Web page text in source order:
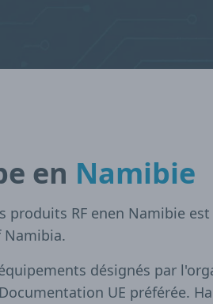
en Namibie
produits RF enen Namibie
désignés par
UE préférée.